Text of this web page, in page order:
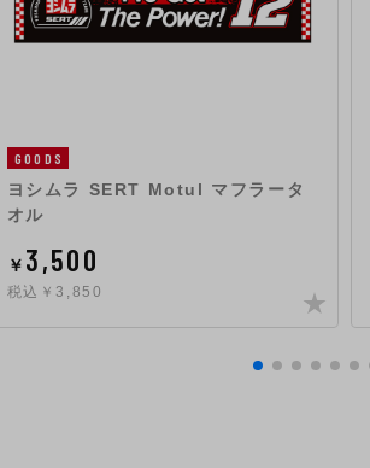
GOODS
ヨシムラ SERT Motul マフラータ
オル
￥ 3,500
税込￥3,850